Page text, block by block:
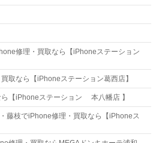
修理・買取なら【iPhoneステーション
取なら【iPhoneステーション葛西店】
【iPhoneステーション 本八幡店 】
藤枝でiPhone修理・買取なら【iPhoneス